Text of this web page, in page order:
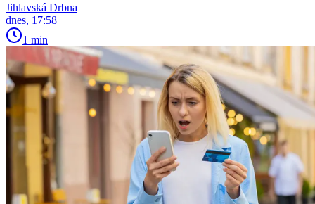
Jihlavská Drbna
dnes, 17:58
1 min